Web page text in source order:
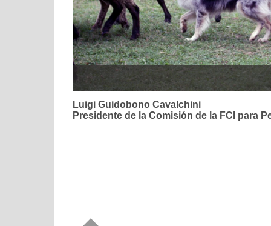
Luigi Guidobono Cavalchini
Presidente de la Comisión de la FCI para